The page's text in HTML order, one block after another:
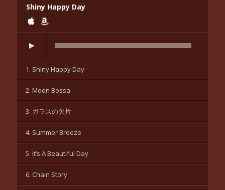
Shiny Happy Day
1. Shiny Happy Day
2. Moon Bossa
3. ガラスの欠片
4. Summer Breeze
5. It’s A Beautiful Day
6. Chain Story